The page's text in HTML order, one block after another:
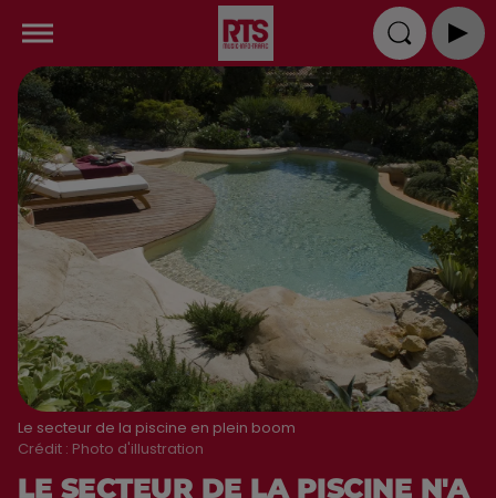
Le secteur de la piscine en plein boom
Crédit : Photo d'illustration
LE SECTEUR DE LA PISCINE N'A